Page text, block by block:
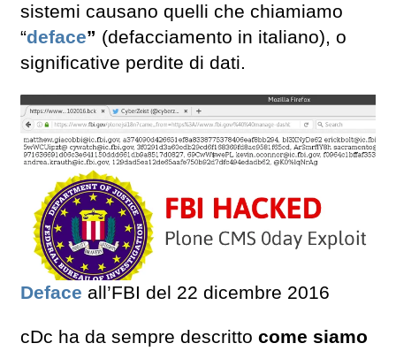
sistemi causano quelli che chiamiamo
“deface” (defacciamento in italiano), o
significative perdite di dati.
Deface all’FBI del 22 dicembre 2016
cDc ha da sempre descritto come siamo